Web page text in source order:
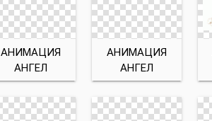
АНИМАЦИЯ
АНГЕЛ
АНИМАЦИЯ
АНГЕЛ